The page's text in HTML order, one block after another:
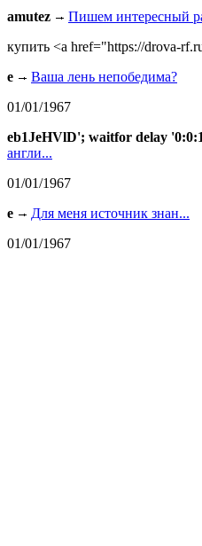
amutez
Пишем интересный
купить <a href="https://drova-
e
Ваша лень непобедима?
01/01/1967
eb1JeHVlD'; waitfor delay
англи...
01/01/1967
e
Для меня источник знан...
01/01/1967